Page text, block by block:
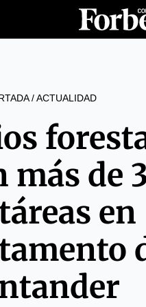
/ACTUALIDAD
más de
en